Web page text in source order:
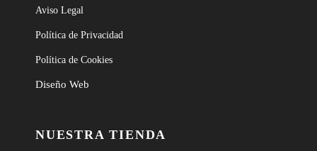
Aviso Legal
Política de Privacidad
Política de Cookies
Diseño Web
NUESTRA TIENDA